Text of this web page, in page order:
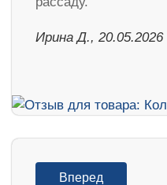
Ирина Д., 20.05.2026
Вперед